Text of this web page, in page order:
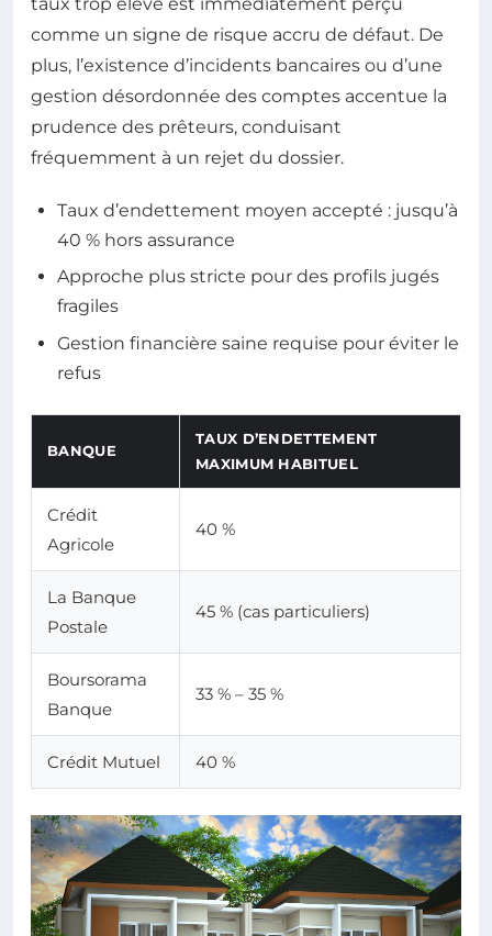
comme un signe de risque accru de défaut. De
plus, l’existence d’incidents bancaires ou d’une
gestion désordonnée des comptes accentue la
prudence des prêteurs, conduisant
fréquemment à un rejet du dossier.
Taux d’endettement moyen accepté : jusqu’à
40 % hors assurance
Approche plus stricte pour des profils jugés
fragiles
Gestion financière saine requise pour éviter le
refus
BANQUE
TAUX D’ENDETTEMENT
MAXIMUM HABITUEL
Crédit
Agricole
40 %
La Banque
Postale
45 % (cas particuliers)
Boursorama
Banque
33 % – 35 %
Crédit Mutuel 40 %